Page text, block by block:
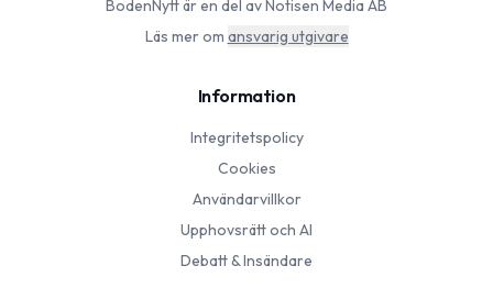
BodenNyttär en del av Notisen Media AB
Läs mer om ansvarig utgivare
Information
Integritetspolicy
Cookies
Användarvillkor
Upphovsrätt och AI
Debatt & Insändare